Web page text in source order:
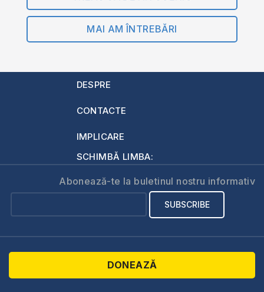
MAI AM ÎNTREBĂRI
DESPRE
CONTACTE
IMPLICARE
SCHIMBĂ LIMBA:
Abonează-te la buletinul nostru informativ
DONEAZĂ